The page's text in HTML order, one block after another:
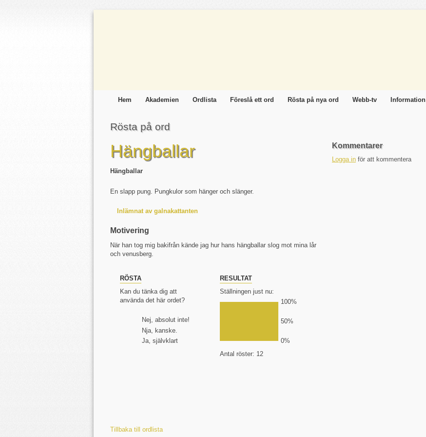
Hem Akademien Ordlista Föreslå ett ord Rösta på nya ord Webb-tv Information
Rösta på ord
Hängballar
Hängballar
En slapp pung. Pungkulor som hänger och slänger.
Inlämnat av galnakattanten
Motivering
När han tog mig bakifrån kände jag hur hans hängballar slog mot mina lår
och venusberg.
RÖSTA
Kan du tänka dig att
använda det här ordet?
Nej, absolut inte!
Nja, kanske.
Ja, självklart
RESULTAT
Ställningen just nu:
100%
50%
0%
Antal röster: 12
Tillbaka till ordlista
Kommentarer
Logga in för att kommentera